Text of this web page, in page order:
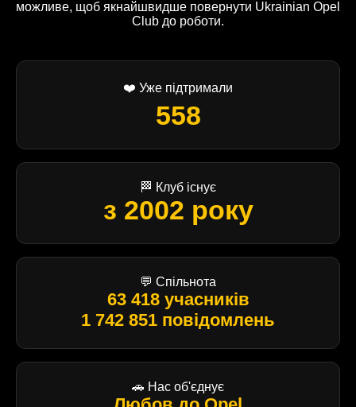
можливе, щоб якнайшвидше повернути Ukrainian Opel
Club до роботи.
❤️ Уже підтримали
558
🏁 Клуб існує
з 2002 року
💬 Спільнота
63 418 учасників
1 742 851 повідомлень
🚗 Нас об'єднує